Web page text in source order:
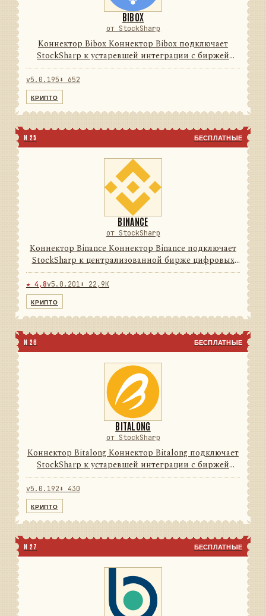
BIBOX
от StockSharp
Коннектор Bibox Коннектор Bibox подключает
StockSharp к устаревшей интеграции с биржей
цифровых активов. Он переводит данные и
операции провайдера в единую модель сообщений
v5.0.195 ⬇ 652
КРИПТО
N 25 БЕСПЛАТНЫЕ
BINANCE
от StockSharp
Коннектор Binance Коннектор Binance подключает
StockSharp к централизованной бирже цифровых
активов. Он переводит данные и операции
провайдера в единую модель сообщений
StockSharp, поэтому приложения ...
★ 4,8v5.0.201 ⬇ 22,9K
КРИПТО
N 26 БЕСПЛАТНЫЕ
BITALONG
от StockSharp
Коннектор Bitalong Коннектор Bitalong подключает
StockSharp к устаревшей интеграции с биржей
цифровых активов. Он переводит данные и
операции провайдера в единую модель сообщений
v5.0.192 ⬇ 430
КРИПТО
N 27 БЕСПЛАТНЫЕ